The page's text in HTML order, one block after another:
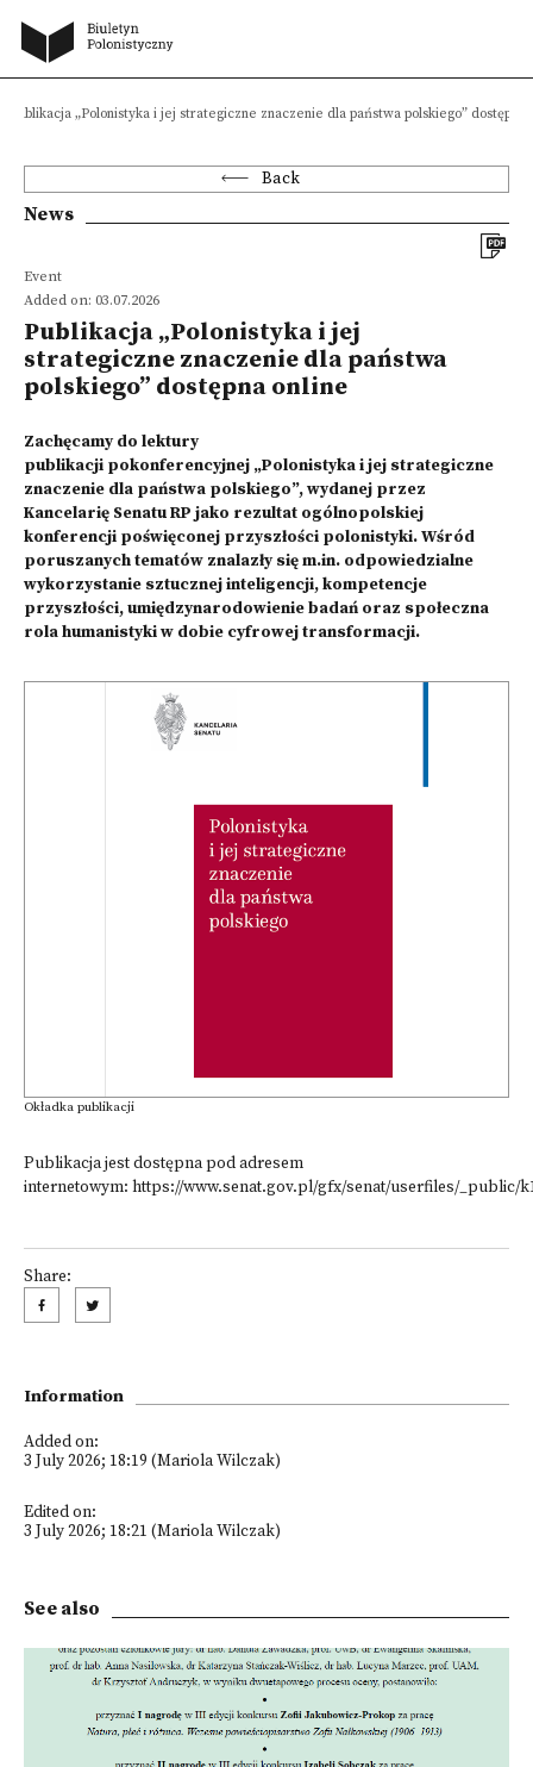
Publikacja „Polonistyka i jej strategiczne znaczenie dla państwa polskiego” dostępna
Back
News
Event
Added on: 03.07.2026
Publikacja „Polonistyka i jej
strategiczne znaczenie dla państwa
polskiego” dostępna online
Zachęcamy do lektury
publikacji pokonferencyjnej „Polonistyka i jej strategiczne
znaczenie dla państwa polskiego”, wydanej przez
Kancelarię Senatu RP jako rezultat ogólnopolskiej
konferencji poświęconej przyszłości polonistyki. Wśród
poruszanych tematów znalazły się m.in. odpowiedzialne
wykorzystanie sztucznej inteligencji, kompetencje
przyszłości, umiędzynarodowienie badań oraz społeczna
rola humanistyki w dobie cyfrowej transformacji.
Okładka publikacji
Publikacja jest dostępna pod adresem
internetowym: https://www.senat.gov.pl/gfx/senat/userfiles/_public/
Share:
Information
Added on:
3 July 2026; 18:19 (Mariola Wilczak)
Edited on:
3 July 2026; 18:21 (Mariola Wilczak)
See also